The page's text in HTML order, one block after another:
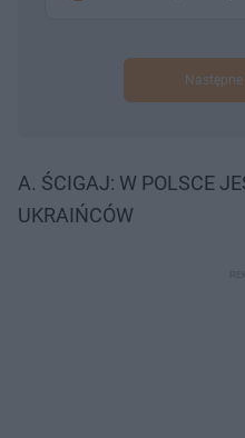
A. ŚCIGAJ: W POLSCE
UKRAIŃCÓW